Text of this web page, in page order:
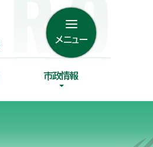
メニュー
市政情報